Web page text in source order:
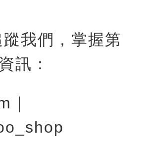
我們，掌握第
訊：